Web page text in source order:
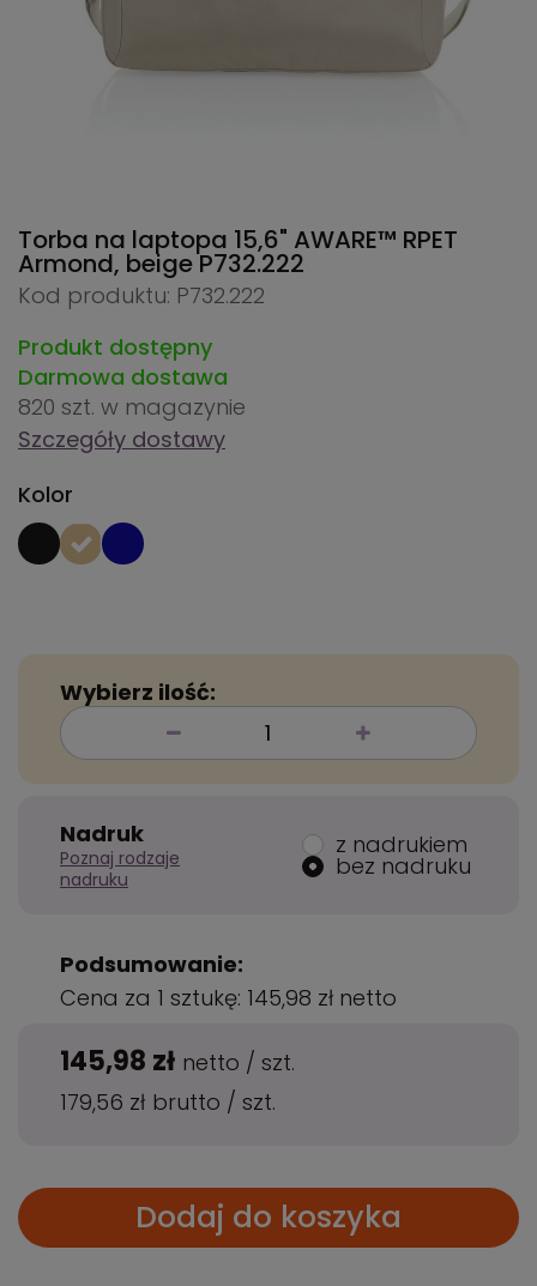
Torba na laptopa 15,6" AWARE™ RPET
Armond, beigeP732.222
Kod produktu: P732.222
Produkt dostępny
Darmowa dostawa
820 szt. w magazynie
Szczegóły dostawy
Kolor
Wybierz ilość:
Nadruk
Poznaj rodzaje
nadruku
z nadrukiem
bez nadruku
Podsumowanie:
Cena za 1 sztukę: 145,98 zł netto
145,98 zł netto / szt.
179,56 zł brutto / szt.
Dodaj do koszyka